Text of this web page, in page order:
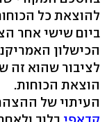
להוצאת כל
ביום שישי אחר
הכישלון
לציבור שהוא זה
הוצאת הכוחות.
העיתוי של